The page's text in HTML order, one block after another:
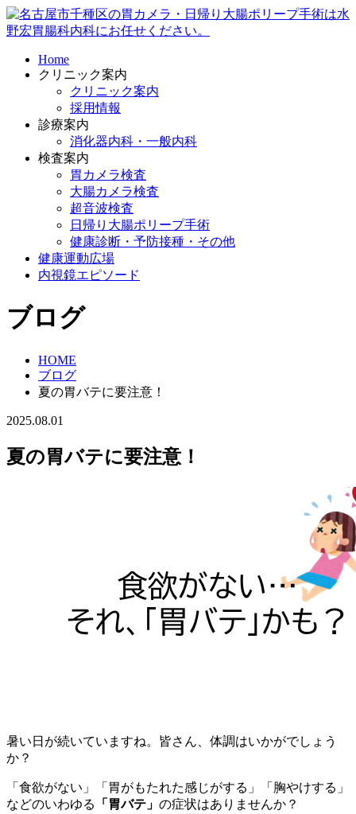
Home
クリニック案内
クリニック案内
採用情報
診療案内
消化器内科・一般内科
検査案内
胃カメラ検査
大腸カメラ検査
超音波検査
日帰り大腸ポリープ手術
健康診断・予防接種・その他
健康運動広場
内視鏡エピソード
ブログ
HOME
ブログ
夏の胃バテに要注意！
2025.08.01
夏の胃バテに要注意！
暑い日が続いていますね。皆さん、体調はいかがでしょう
か？
「食欲がない」「胃がもたれた感じがする」「胸やけする」
などのいわゆる
「胃バテ」 の症状はありませんか？